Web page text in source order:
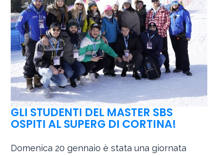
GLI STUDENTI DEL MASTER SBS
OSPITI AL SUPERG DI CORTINA!
Domenica 20 gennaio è stata una giornata